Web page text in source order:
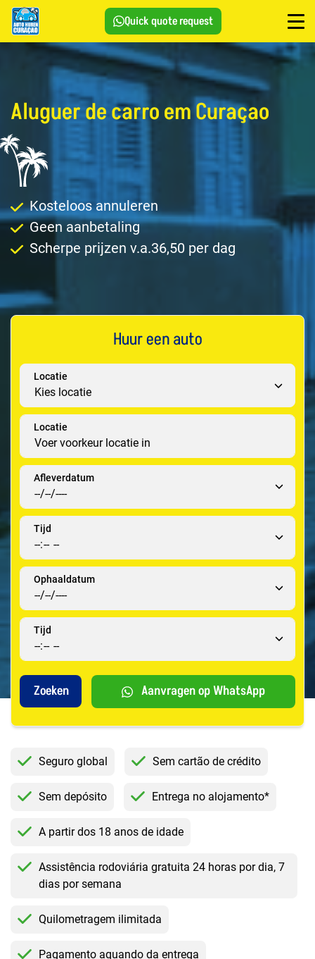
Quick quote request
Aluguer de carro em Curaçao
Kosteloos annuleren
Geen aanbetaling
Scherpe prijzen v.a.36,50 per dag
Huur een auto
Locatie
Locatie
Afleverdatum
Tijd
Ophaaldatum
Tijd
Aanvragen op WhatsApp
Seguro global Sem cartão de crédito
Sem depósito Entrega no alojamento*
A partir dos 18 anos de idade
Assistência rodoviária gratuita 24 horas por dia, 7
dias por semana
Quilometragem ilimitada
Pagamento aquando da entrega